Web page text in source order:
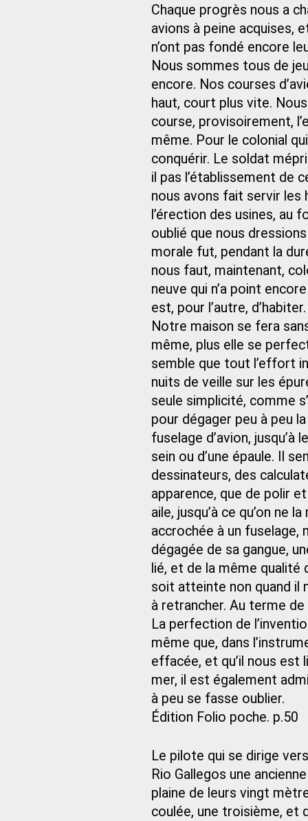
Chaque progrès nous a
avions à peine acquises,
n’ont pas fondé encore
Nous sommes tous de
encore. Nos courses
haut, court plus vite.
course, provisoirement,
même. Pour le colonial
conquérir. Le soldat
il pas l’établissement de
nous avons fait servir les
l’érection des usines, au
oublié que nous
morale fut, pendant la
nous faut, maintenant,
neuve qui n’a point
est, pour l’autre, d’habiter.
Notre maison se fera
même, plus elle se
semble que tout l’effort
nuits de veille sur les
seule simplicité, comme
pour dégager peu à peu la
fuselage d’avion, jusqu’à
sein ou d’une épaule. Il
dessinateurs, des
apparence, que de polir
aile, jusqu’à ce qu’on ne
accrochée à un
dégagée de sa gangue,
lié, et de la même
soit atteinte non quand il
à retrancher. Au terme
La perfection de
même que, dans
effacée, et qu’il nous est
mer, il est également
à peu se fasse oublier.
Édition Folio poche. p.50
Le pilote qui se dirige
Rio Gallegos une
plaine de leurs vingt
coulée, une troisième, et